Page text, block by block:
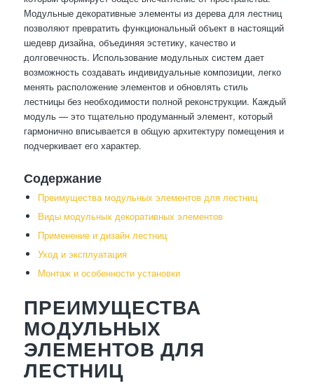
Модульные декоративные элементы из дерева для лестниц
позволяют превратить функциональный объект в настоящий
шедевр дизайна, объединяя эстетику, качество и
долговечность. Использование модульных систем дает
возможность создавать индивидуальные композиции, легко
менять расположение элементов и обновлять стиль
лестницы без необходимости полной реконструкции. Каждый
модуль — это тщательно продуманный элемент, который
гармонично вписывается в общую архитектуру помещения и
подчеркивает его характер.
Содержание
Преимущества модульных элементов для лестниц
Виды модульных декоративных элементов
Применение и дизайн лестниц
Уход и эксплуатация
Монтаж и особенности установки
ПРЕИМУЩЕСТВА
МОДУЛЬНЫХ
ЭЛЕМЕНТОВ ДЛЯ
ЛЕСТНИЦ